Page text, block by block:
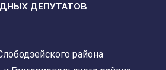
ДЕПУТАТОВ
района